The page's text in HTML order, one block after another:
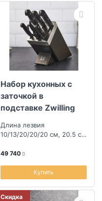
Набор кухонных с
заточкой в
подставке Zwilling
предметов
Длина лезвия
10/13/20/20/20 см, 20.5 см
49 740
Купить
Скидка